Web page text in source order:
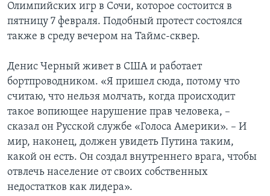
Олимпийских игр в Сочи, которое состоится в
пятницу 7 февраля. Подобный протест состоялся
также в среду вечером на Таймс-сквер.
Денис Черный живет в США и работает
бортпроводником. «Я пришел сюда, потому что
считаю, что нельзя молчать, когда происходит
такое вопиющее нарушение прав человека, –
сказал он Русской службе «Голоса Америки». – И
мир, наконец, должен увидеть Путина таким,
какой он есть. Он создал внутреннего врага, чтобы
отвлечь население от своих собственных
недостатков как лидера».